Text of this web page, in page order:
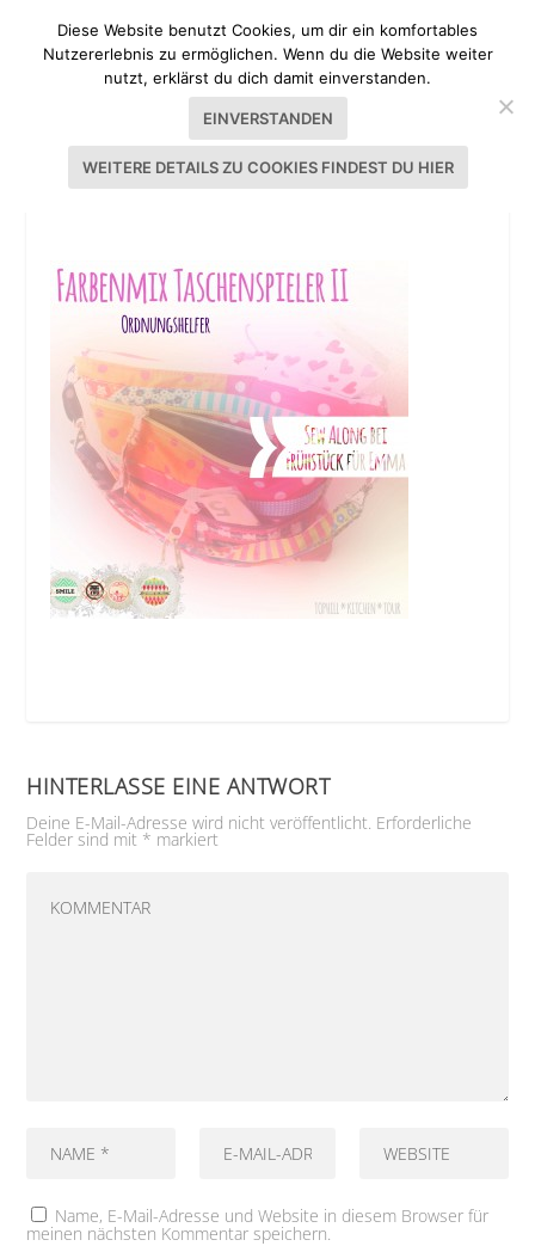
TASCHENSPIELER ORDNUNGSHELFER
HINTERLASSE EINE ANTWORT
Deine E-Mail-Adresse wird nicht veröffentlicht. Erforderliche
Felder sind mit * markiert
Name, E-Mail-Adresse und Website in diesem Browser für
meinen nächsten Kommentar speichern.
Diese Website benutzt Cookies, um dir ein komfortables
Nutzererlebnis zu ermöglichen. Wenn du die Website weiter
nutzt, erklärst du dich damit einverstanden.
EINVERSTANDEN
WEITERE DETAILS ZU COOKIES FINDEST DU HIER